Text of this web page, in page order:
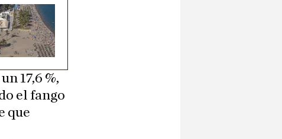
17,6 %,
el fango
que